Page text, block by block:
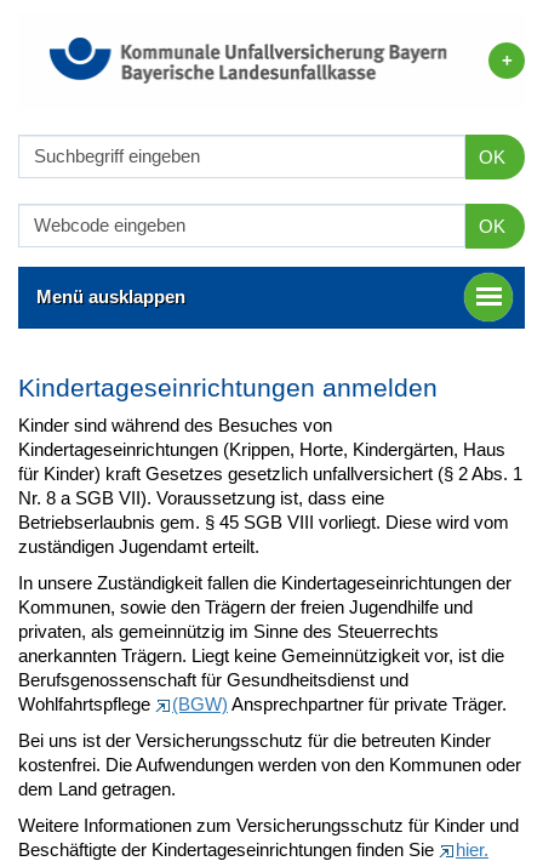
OK
OK
Menü ausklappen
Kindertageseinrichtungen anmelden
Kinder sind während des Besuches von
Kindertageseinrichtungen (Krippen, Horte, Kindergärten, Haus
für Kinder) kraft Gesetzes gesetzlich unfallversichert (§ 2 Abs. 1
Nr. 8 a SGB VII). Voraussetzung ist, dass eine
Betriebserlaubnis gem. § 45 SGB VIII vorliegt. Diese wird vom
zuständigen Jugendamt erteilt.
In unsere Zuständigkeit fallen die Kindertageseinrichtungen der
Kommunen, sowie den Trägern der freien Jugendhilfe und
privaten, als gemeinnützig im Sinne des Steuerrechts
anerkannten Trägern. Liegt keine Gemeinnützigkeit vor, ist die
Berufsgenossenschaft für Gesundheitsdienst und
Wohlfahrtspflege
(BGW) Ansprechpartner für private Träger.
Bei uns ist der Versicherungsschutz für die betreuten Kinder
kostenfrei. Die Aufwendungen werden von den Kommunen oder
dem Land getragen.
Weitere Informationen zum Versicherungsschutz für Kinder und
Beschäftigte der Kindertageseinrichtungen finden Sie
hier.